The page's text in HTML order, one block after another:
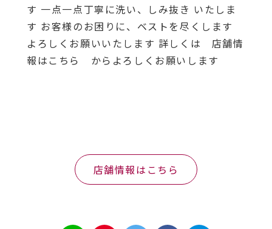
す 一点一点丁寧に洗い、しみ抜き いたしま
す お客様のお困りに、ベストを尽くします
よろしくお願いいたします 詳しくは 店舗情
報はこちら からよろしくお願いします
店舗情報はこちら